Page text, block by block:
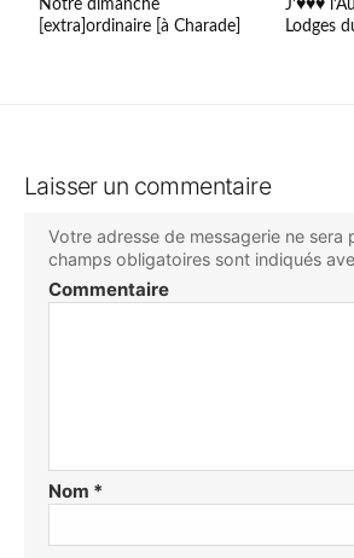
Notre dimanche
[extra]ordinaire [à Charade]
J’♥♥♥
Lodges
Laisser un commentaire
Votre adresse de messagerie ne sera
champs obligatoires sont indiqués
Commentaire
Nom *